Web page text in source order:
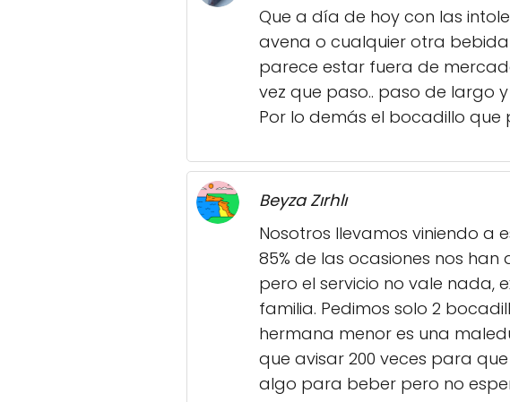
Que a día de hoy con las
avena o cualquier otra
parece estar fuera de
vez que paso.. paso de largo
Por lo demás el bocadillo
Beyza Zırhlı
Nosotros llevamos viniendo a
85% de las ocasiones nos
pero el servicio no vale nada,
familia. Pedimos solo 2
hermana menor es una
que avisar 200 veces para
algo para beber pero no